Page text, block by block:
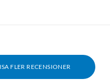
FLER RECENSIONER